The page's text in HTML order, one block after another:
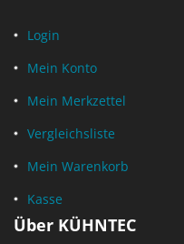
Login
Mein Konto
Mein Merkzettel
Vergleichsliste
Mein Warenkorb
Kasse
Über KÜHNTEC